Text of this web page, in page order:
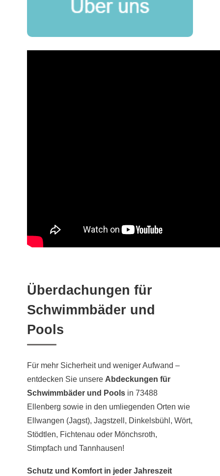
Überdachungen für
Schwimmbäder und
Pools
Für mehr Sicherheit und weniger Aufwand –
entdecken Sie unsere Abdeckungen für
Schwimmbäder und Pools in 73488
Ellenberg sowie in den umliegenden Orten wie
Ellwangen (Jagst), Jagstzell, Dinkelsbühl, Wört,
Stödtlen, Fichtenau oder Mönchsroth,
Stimpfach und Tannhausen!
Schutz und Komfort in jeder Jahreszeit